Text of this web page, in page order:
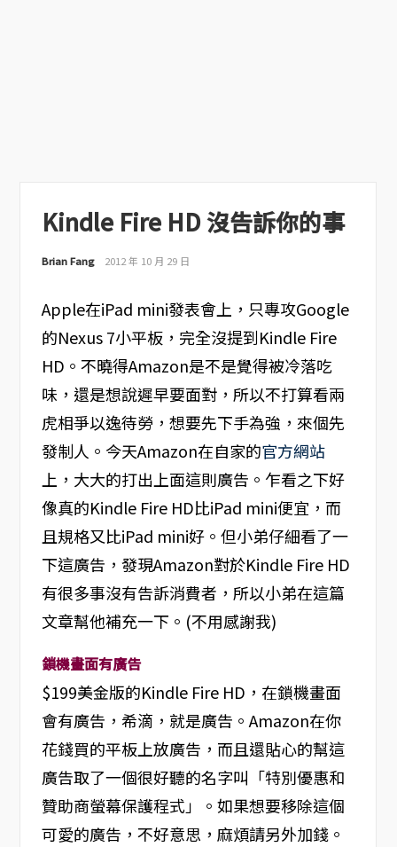
Kindle Fire HD 沒告訴你的事
Brian Fang 2012 年 10 月 29 日
Apple在iPad mini發表會上，只專攻Google
的Nexus 7小平板，完全沒提到Kindle Fire
HD。不曉得Amazon是不是覺得被冷落吃
味，還是想說遲早要面對，所以不打算看兩
虎相爭以逸待勞，想要先下手為強，來個先
發制人。今天Amazon在自家的官方網站
上，大大的打出上面這則廣告。乍看之下好
像真的Kindle Fire HD比iPad mini便宜，而
且規格又比iPad mini好。但小弟仔細看了一
下這廣告，發現Amazon對於Kindle Fire HD
有很多事沒有告訴消費者，所以小弟在這篇
文章幫他補充一下。(不用感謝我)
鎖機畫面有廣告
$199美金版的Kindle Fire HD，在鎖機畫面
會有廣告，希滴，就是廣告。Amazon在你
花錢買的平板上放廣告，而且還貼心的幫這
廣告取了一個很好聽的名字叫「特別優惠和
贊助商螢幕保護程式」。如果想要移除這個
可愛的廣告，不好意思，麻煩請另外加錢。